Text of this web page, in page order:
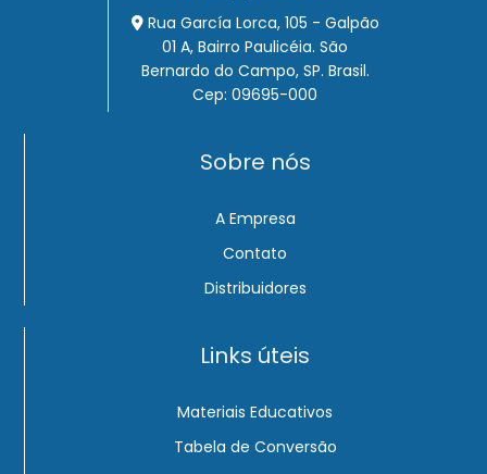
Rua García Lorca, 105 - Galpão
01 A, Bairro Paulicéia. São
Bernardo do Campo, SP. Brasil.
Cep: 09695-000
Sobre nós
A Empresa
Contato
Distribuidores
Links úteis
Materiais Educativos
Tabela de Conversão